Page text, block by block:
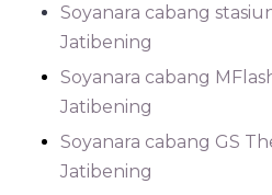
Soyanara cabang
Jatibening
Soyanara cabang
Jatibening
Soyanara cabang GS
Jatibening